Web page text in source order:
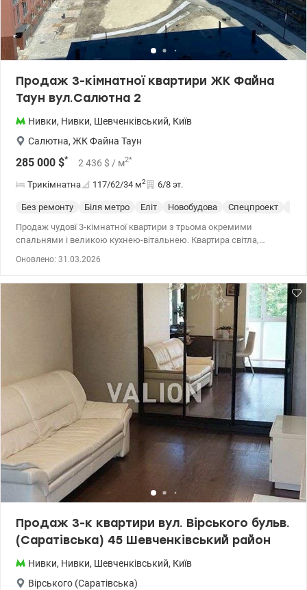
Продаж 3-кімнатної квартири ЖК Файна
Таун вул.Салютна 2
Нивки, Нивки, Шевченківський, Київ
Салютна, ЖК Файна Таун
285 000 $* 2 436 $ / м2*
Трикімнатна 117/62/34 м2 6/8 эт.
Без ремонту Біля метро Еліт Новобудова Спецпроект
Продаж чудовї 3-кімнатної квартири з трьома окремими
спальнями і великою кухнею-вітальнею. Квартира світла,
невеликий балкончик. Будинок зданий в експлуатацію,
можливо одразу робити ремонт. ЖК Файна Таун має закриту
територію під цілодобовою охороною, багато кафе, ресторанів,
кав'ярень, супермаркетів, аптек, тощо. На території комплексу
знаходиться сучасна школа - академія А+. Для мешканців ЖК є
безкоштовні барбекю-зона, корти для падл-тенісу, футбольне
поле, спортивні майданчики з тренажерами тощо, а також
басейни на території. Запущений проект резервного живлення
подачі води та опалення під час відключень світла. 044 200 10 80
Valion.ua/1143601
Оновлено: 31.03.2026
Продаж 3-к квартири вул. Вірського бульв.
(Саратівська) 45 Шевченківський район
Нивки, Нивки, Шевченківський, Київ
Вірського (Саратівська)